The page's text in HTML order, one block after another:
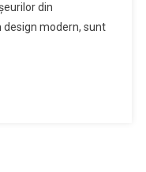
din
design modern, sunt